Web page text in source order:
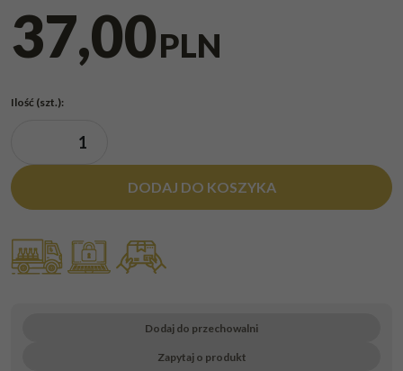
37,00PLN
Ilość (szt.):
DODAJ DO KOSZYKA
Dodaj do przechowalni
Zapytaj o produkt